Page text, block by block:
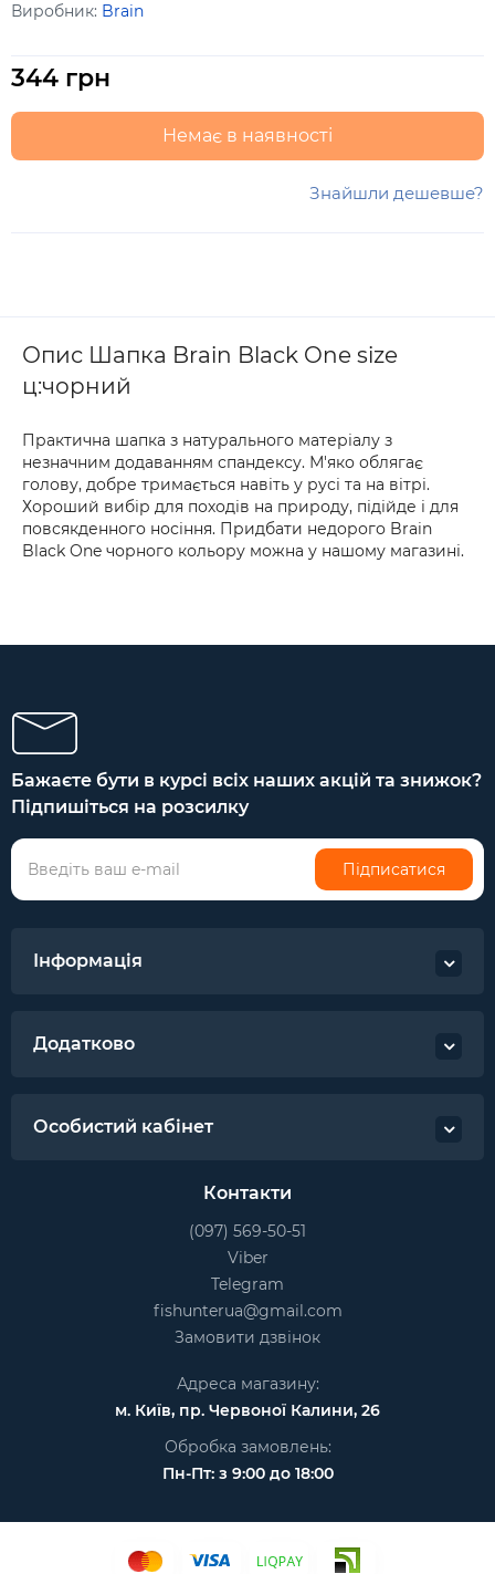
Виробник: Brain
344 грн
Немає в наявності
Знайшли дешевше?
Опис Шапка Brain Black One size
ц:чорний
Практична шапка з натурального матеріалу з
незначним додаванням спандексу. М'яко облягає
голову, добре тримається навіть у русі та на вітрі.
Хороший вибір для походів на природу, підійде і для
повсякденного носіння. Придбати недорого Brain
Black One чорного кольору можна у нашому магазині.
Бажаєте бути в курсі всіх наших акцій та знижок?
Підпишіться на розсилку
Підписатися
Інформація
Додатково
Особистий кабінет
Контакти
(097) 569-50-51
Viber
Telegram
fishunterua@gmail.com
Замовити дзвінок
Адреса магазину:
м. Київ, пр. Червоної Калини, 26
Обробка замовлень:
Пн-Пт: з 9:00 до 18:00